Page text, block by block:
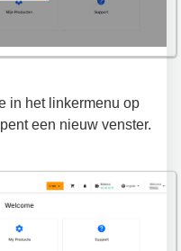
in het linkermenu op
een nieuw venster.